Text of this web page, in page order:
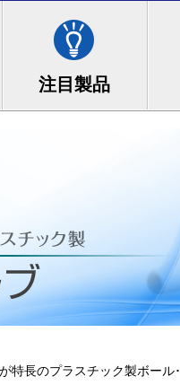
特長のプラスチック製ボール･